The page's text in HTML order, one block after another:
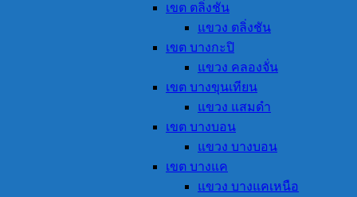
เขต ตลิ่งชัน
แขวง ตลิ่งชัน
เขต บางกะปิ
แขวง คลองจั่น
เขต บางขุนเทียน
แขวง แสมดำ
เขต บางบอน
แขวง บางบอน
เขต บางแค
แขวง บางแคเหนือ